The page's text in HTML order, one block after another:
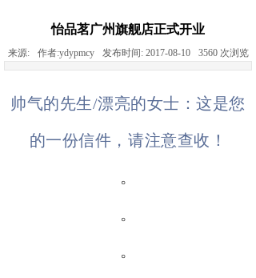
怡品茗广州旗舰店正式开业
来源: 作者:ydypmcy 发布时间: 2017-08-10 3560 次浏览
帅气的先生/漂亮的女士：这是您
的一份信件，请注意查收！
。
。
。